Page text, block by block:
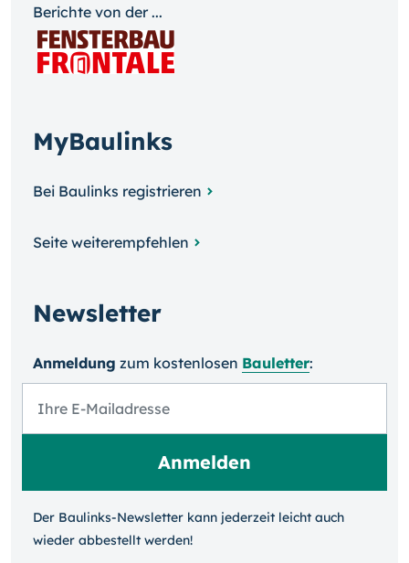
Berichte von der ...
MyBaulinks
Bei Baulinks registrieren
Seite weiterempfehlen
Newsletter
Anmeldung zum kosten­losen Bauletter:
Der Baulinks-Newsletter kann jeder­zeit leicht auch
wieder ab­bestellt werden!